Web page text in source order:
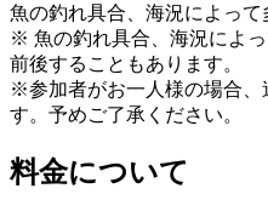
魚の釣れ具合、海況によって
※ 魚の釣れ具合、海況によ
前後することもあります。
※参加者がお一人様の場合、
す。予めご了承ください。
料金について